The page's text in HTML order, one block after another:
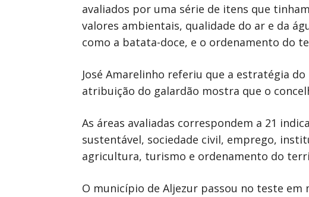
avaliados por uma série de itens que
valores ambientais, qualidade do ar e da
como a batata-doce, e o ordenamento do
José Amarelinho referiu que a estratégia
atribuição do galardão mostra que o
As áreas avaliadas correspondem a 21
sustentável, sociedade civil, emprego,
agricultura, turismo e ordenamento do
O município de Aljezur passou no teste em